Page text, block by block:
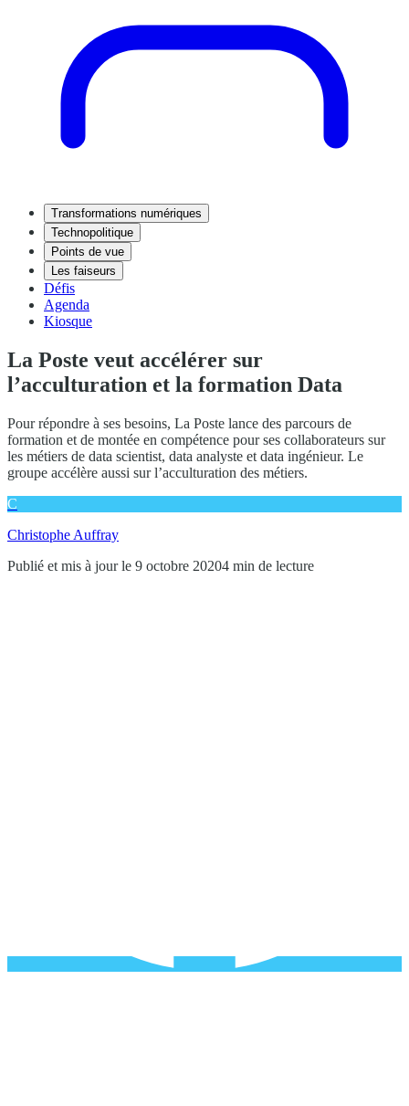
Transformations numériques
Technopolitique
Points de vue
Les faiseurs
Défis
Agenda
Kiosque
La Poste veut accélérer sur
l’acculturation et la formation Data
Pour répondre à ses besoins, La Poste lance des parcours de
formation et de montée en compétence pour ses collaborateurs sur
les métiers de data scientist, data analyste et data ingénieur. Le
groupe accélère aussi sur l’acculturation des métiers.
C
Christophe Auffray
Publié et mis à jour le 9 octobre 20204 min de lecture